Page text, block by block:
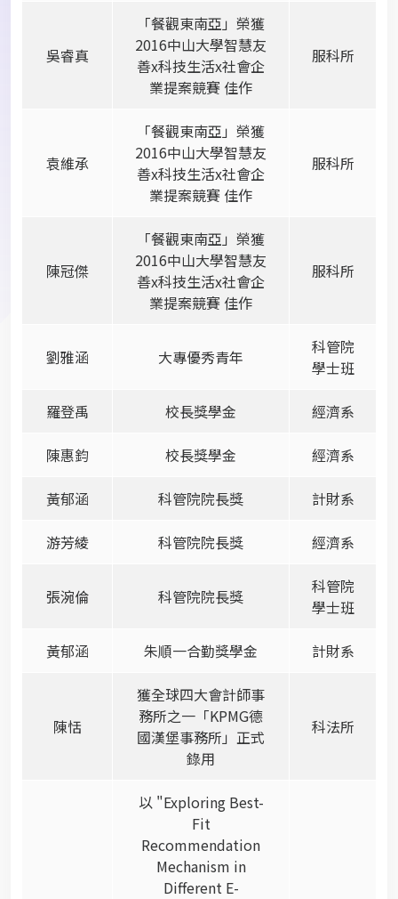
吳睿真
「餐觀東南亞」榮獲
2016中山大學智慧友
善x科技生活x社會企
業提案競賽 佳作
服科所
袁維承
「餐觀東南亞」榮獲
2016中山大學智慧友
善x科技生活x社會企
業提案競賽 佳作
服科所
陳冠傑
「餐觀東南亞」榮獲
2016中山大學智慧友
善x科技生活x社會企
業提案競賽 佳作
服科所
劉雅涵 大專優秀青年
科管院
學士班
羅登禹 校長獎學金 經濟系
陳惠鈞 校長獎學金 經濟系
黃郁涵 科管院院長獎 計財系
游芳綾 科管院院長獎 經濟系
張涴倫 科管院院長獎
科管院
學士班
黃郁涵 朱順一合勤獎學金 計財系
陳恬
獲全球四大會計師事
務所之一「KPMG德
國漢堡事務所」正式
錄用
科法所
以 "Exploring Best-
Fit
Recommendation
Mechanism in
Different E-